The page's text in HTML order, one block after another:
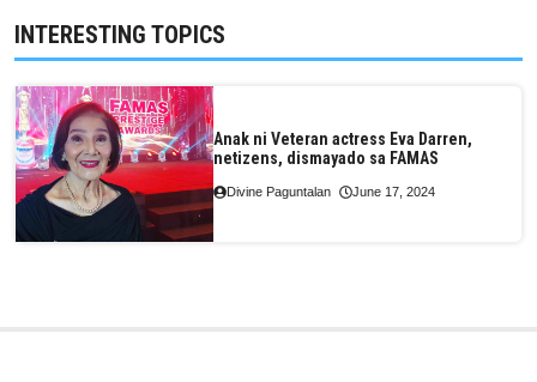
INTERESTING TOPICS
Anak ni Veteran actress Eva Darren,
netizens, dismayado sa FAMAS
Divine Paguntalan June 17, 2024